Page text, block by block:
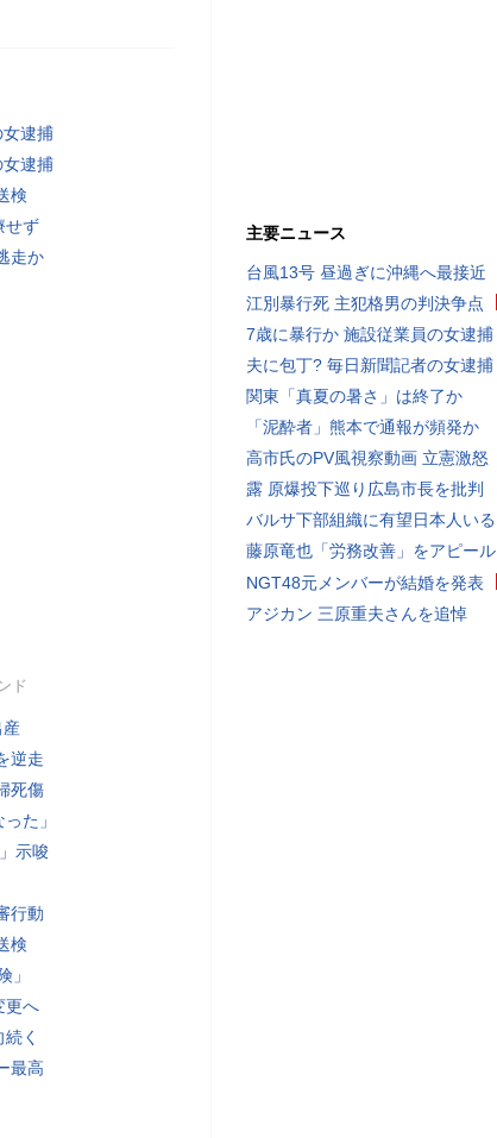
逮捕
逮捕
検
せず
走か
ド
産
逆走
死傷
た」
示唆
行動
検
」
更へ
く
最高
主要ニュース
台風13号 昼過ぎに沖縄へ最接近
江別暴行死 主犯格男の判決争点
7歳に暴行か 施設従業員の女逮捕
夫に包丁? 毎日新聞記者の女逮捕
関東「真夏の暑さ」は終了か
「泥酔者」熊本で通報が頻発か
高市氏のPV風視察動画 立憲激怒
露 原爆投下巡り広島市長を批判
バルサ下部組織に有望日本人いる
藤原竜也「労務改善」をアピール
NGT48元メンバーが結婚を発表
アジカン 三原重夫さんを追悼